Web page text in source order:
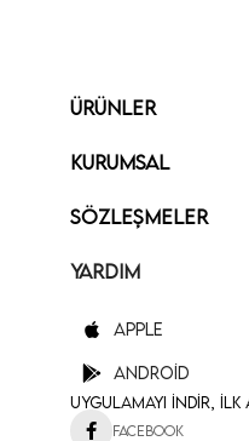
ÜRÜNLER
KURUMSAL
SÖZLEŞMELER
YARDIM
Apple
Android
Uygulamayı İndir, İlk
Facebook